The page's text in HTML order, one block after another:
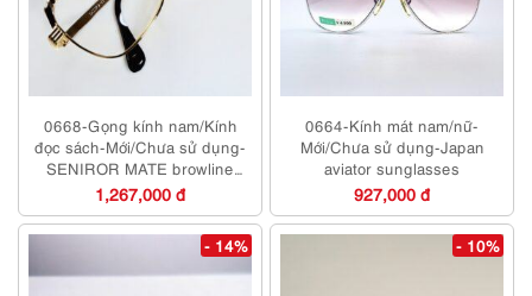
0668-Gọng kính nam/Kính
đọc sách-Mới/Chưa sử dụng-
SENIROR MATE browline
Japan eyeglasses frame
1,267,000 đ
0664-Kính mát nam/nữ-
Mới/Chưa sử dụng-Japan
aviator sunglasses
927,000 đ
- 14% - 10%